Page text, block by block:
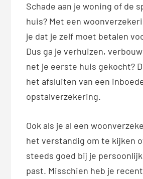
Schade aan je woning of de
huis? Met een
je dat je zelf moet betalen
Dus ga je verhuizen,
net je eerste huis gekocht?
het afsluiten van een
opstalverzekering.
Ook als je al een
het verstandig om te kijken
steeds goed bij je
past. Misschien heb je